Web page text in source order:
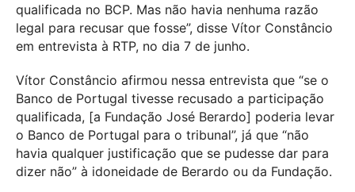
qualificada no BCP. Mas não havia nenhuma razão
legal para recusar que fosse”, disse Vítor Constâncio
em entrevista à RTP, no dia 7 de junho.
Vítor Constâncio afirmou nessa entrevista que “se o
Banco de Portugal tivesse recusado a participação
qualificada, [a Fundação José Berardo] poderia levar
o Banco de Portugal para o tribunal”, já que “não
havia qualquer justificação que se pudesse dar para
dizer não” à idoneidade de Berardo ou da Fundação.